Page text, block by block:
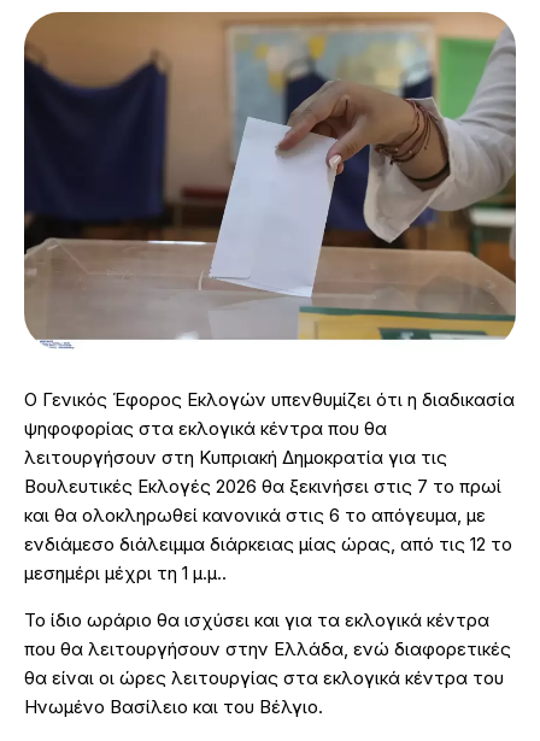
Ο Γενικός Έφορος Εκλογών υπενθυμίζει ότι η διαδικασία
ψηφοφορίας στα εκλογικά κέντρα που θα
λειτουργήσουν στη Κυπριακή Δημοκρατία για τις
Βουλευτικές Εκλογές 2026 θα ξεκινήσει στις 7 το πρωί
και θα ολοκληρωθεί κανονικά στις 6 το απόγευμα, με
ενδιάμεσο διάλειμμα διάρκειας μίας ώρας, από τις 12 το
μεσημέρι μέχρι τη 1 μ.μ..
Το ίδιο ωράριο θα ισχύσει και για τα εκλογικά κέντρα
που θα λειτουργήσουν στην Ελλάδα, ενώ διαφορετικές
θα είναι οι ώρες λειτουργίας στα εκλογικά κέντρα του
Ηνωμένο Βασίλειο και του Βέλγιο.